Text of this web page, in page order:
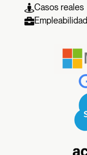
Casos reales
Empleabilidad